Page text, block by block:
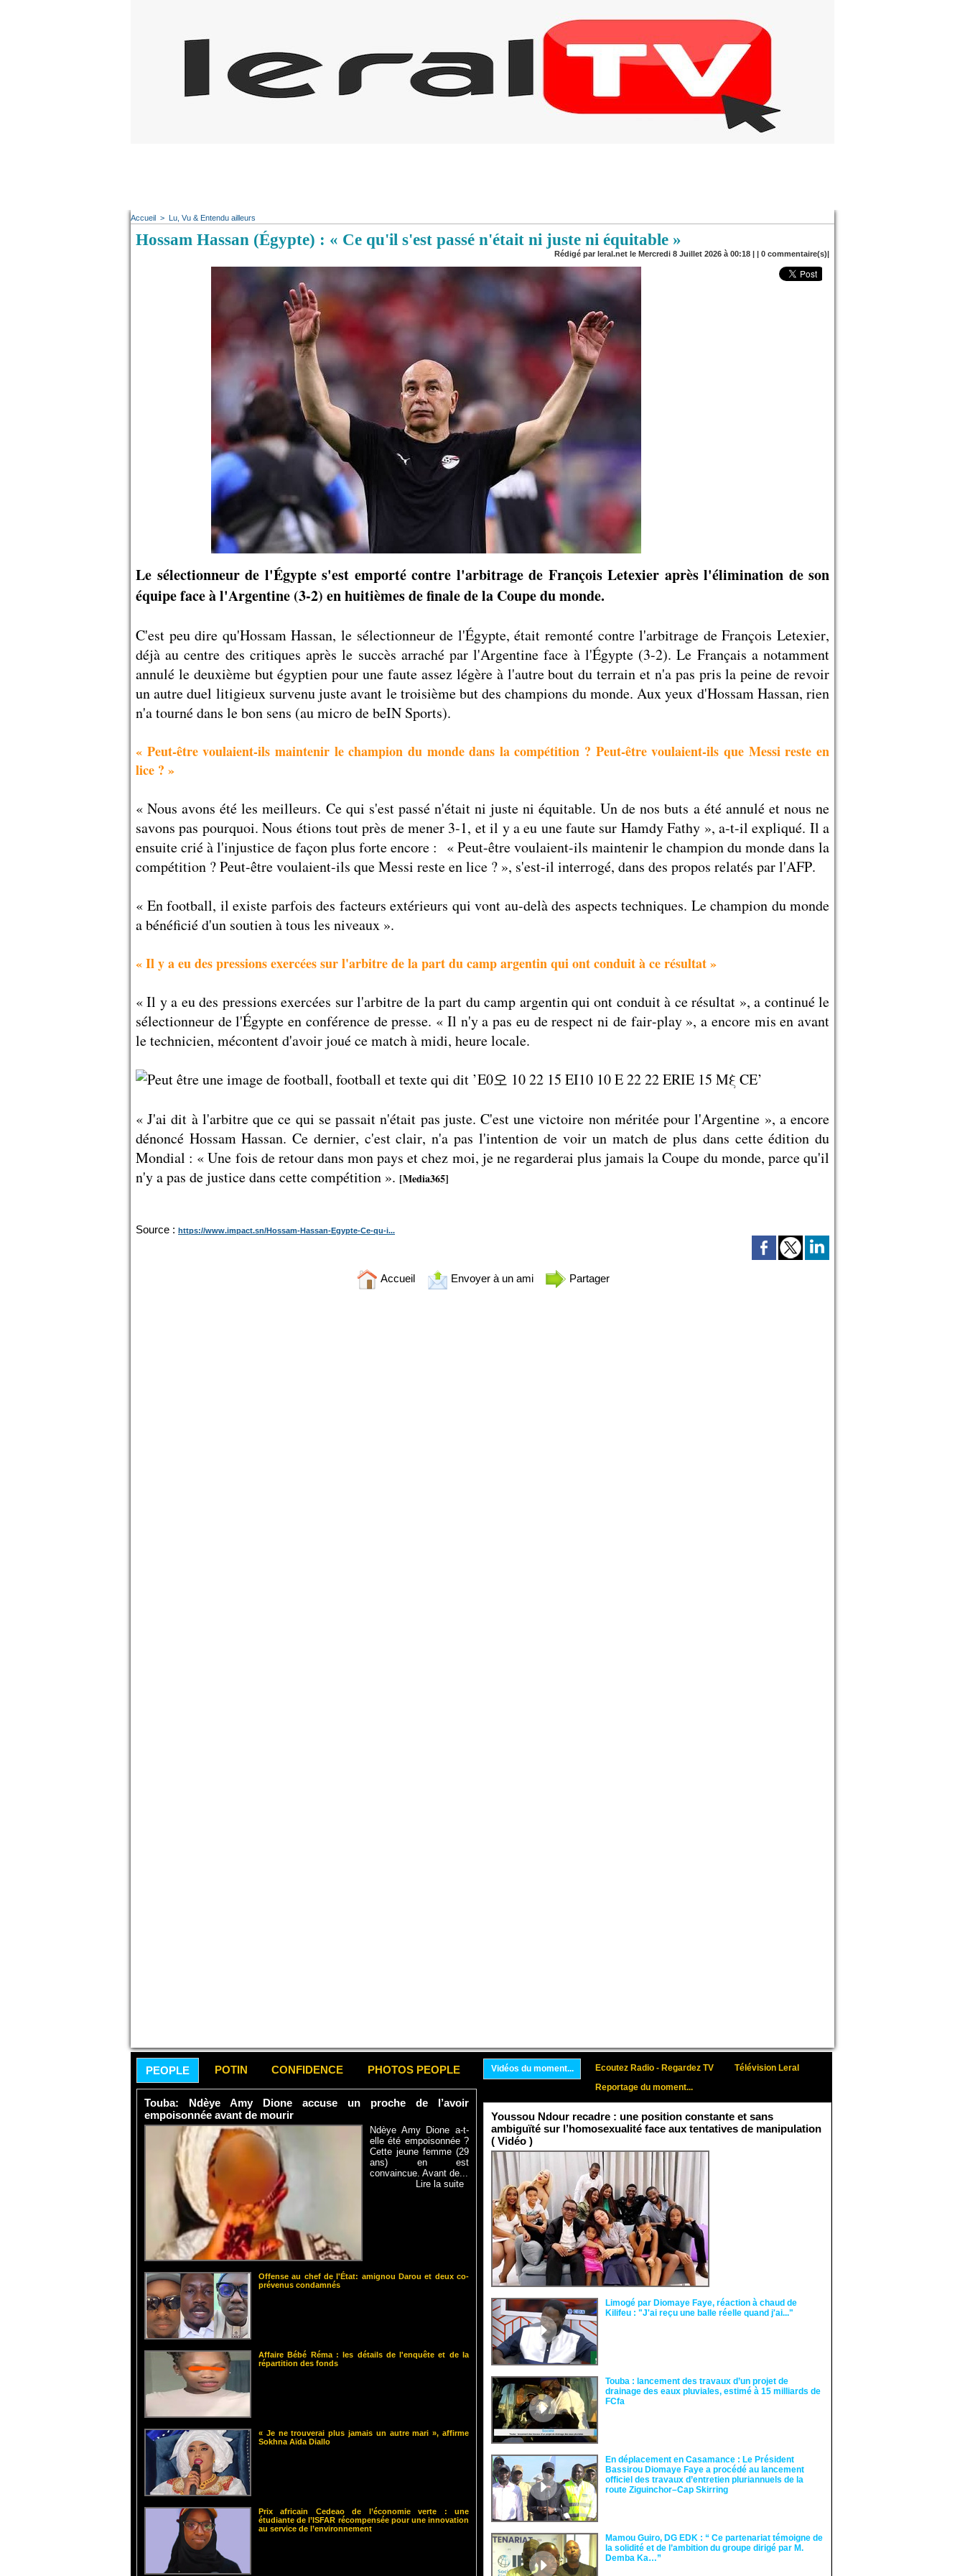
Accueil > Lu, Vu & Entendu ailleurs
Hossam Hassan (Égypte) : « Ce qu'il s'est passé n'était ni juste ni équitable »
Rédigé par leral.net le Mercredi 8 Juillet 2026 à 00:18 | | 0 commentaire(s)|
Le sélectionneur de l'Égypte s'est emporté contre l'arbitrage de François Letexier après l'élimination de son
équipe face à l'Argentine (3-2) en huitièmes de finale de la Coupe du monde.
C'est peu dire qu'Hossam Hassan, le sélectionneur de l'Égypte, était remonté contre l'arbitrage de François Letexier,
déjà au centre des critiques après le succès arraché par l'Argentine face à l'Égypte (3-2). Le Français a notamment
annulé le deuxième but égyptien pour une faute assez légère à l'autre bout du terrain et n'a pas pris la peine de revoir
un autre duel litigieux survenu juste avant le troisième but des champions du monde. Aux yeux d'Hossam Hassan, rien
n'a tourné dans le bon sens (au micro de beIN Sports).
« Peut-être voulaient-ils maintenir le champion du monde dans la compétition ? Peut-être voulaient-ils que Messi reste en
lice ? »
« Nous avons été les meilleurs. Ce qui s'est passé n'était ni juste ni équitable. Un de nos buts a été annulé et nous ne
savons pas pourquoi. Nous étions tout près de mener 3-1, et il y a eu une faute sur Hamdy Fathy », a-t-il expliqué. Il a
ensuite crié à l'injustice de façon plus forte encore : « Peut-être voulaient-ils maintenir le champion du monde dans la
compétition ? Peut-être voulaient-ils que Messi reste en lice ? », s'est-il interrogé, dans des propos relatés par l'AFP.
« En football, il existe parfois des facteurs extérieurs qui vont au-delà des aspects techniques. Le champion du monde
a bénéficié d'un soutien à tous les niveaux ».
« Il y a eu des pressions exercées sur l'arbitre de la part du camp argentin qui ont conduit à ce résultat »
« Il y a eu des pressions exercées sur l'arbitre de la part du camp argentin qui ont conduit à ce résultat », a continué le
sélectionneur de l'Égypte en conférence de presse. « Il n'y a pas eu de respect ni de fair-play », a encore mis en avant
le technicien, mécontent d'avoir joué ce match à midi, heure locale.
« J'ai dit à l'arbitre que ce qui se passait n'était pas juste. C'est une victoire non méritée pour l'Argentine », a encore
dénoncé Hossam Hassan. Ce dernier, c'est clair, n'a pas l'intention de voir un match de plus dans cette édition du
Mondial : « Une fois de retour dans mon pays et chez moi, je ne regarderai plus jamais la Coupe du monde, parce qu'il
n'y a pas de justice dans cette compétition ». [Media365]
Source : https://www.impact.sn/Hossam-Hassan-Egypte-Ce-qu-i...
Accueil Envoyer à un ami Partager
PEOPLE POTIN CONFIDENCE PHOTOS PEOPLE
Touba: Ndèye Amy Dione accuse un proche de l’avoir
empoisonnée avant de mourir
Ndèye Amy Dione a-t-
elle été empoisonnée ?
Cette jeune femme (29
ans) en est
convaincue. Avant de...
Lire la suite
Offense au chef de l'État: amignou Darou et deux co-
prévenus condamnés
Affaire Bébé Réma : les détails de l'enquête et de la
répartition des fonds
« Je ne trouverai plus jamais un autre mari », affirme
Sokhna Aïda Diallo
Prix africain Cedeao de l’économie verte : une
étudiante de l’ISFAR récompensée pour une innovation
au service de l’environnement
Vidéos du moment... Ecoutez Radio - Regardez TV
Télévision Leral
Reportage du moment...
Youssou Ndour recadre : une position constante et sans
ambiguïté sur l’homosexualité face aux tentatives de manipulation
( Vidéo )
Limogé par Diomaye Faye, réaction à chaud de
Kilifeu : "J'ai reçu une balle réelle quand j'ai..."
Touba : lancement des travaux d’un projet de
drainage des eaux pluviales, estimé à 15 milliards de
FCfa ‎
En déplacement en Casamance : Le Président
Bassirou Diomaye Faye a procédé au lancement
officiel des travaux d’entretien pluriannuels de la
route Ziguinchor–Cap Skirring
Mamou Guiro, DG EDK : “ Ce partenariat témoigne de
la solidité et de l’ambition du groupe dirigé par M.
Demba Ka…”